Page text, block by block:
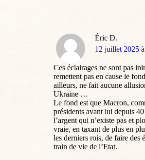
Éric D.
dit
12 juillet 2025
Ces éclairages ne sont pas
remettent pas en cause le
ailleurs, ne fait aucune
Ukraine …
Le fond est que Macron,
présidents avant lui depuis 40
l’argent qui n’existe pas et
vraie, en taxant de plus en
les derniers rois, de faire des
train de vie de l’Etat.